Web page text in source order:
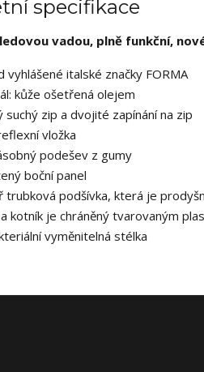
specifikace
vadou, plně funkční,
vyhlášené italské značky FORMA
kůže ošetřená olejem
suchý zip a dvojité zapínání na zip
vložka
podešev z gumy
boční panel
trubková podšívka, která je
kotník je chráněný tvarovaným
vyměnitelná stélka